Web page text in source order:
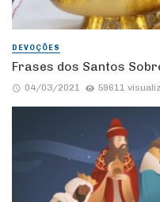
DEVOÇÕES
Frases dos Santos
04/03/2021 59611